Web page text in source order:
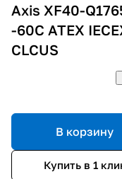
Axis XF40-
-60C ATEX
CLCUS
В корзину
Купить в 1